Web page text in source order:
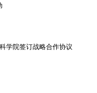
学院签订战略合作协议